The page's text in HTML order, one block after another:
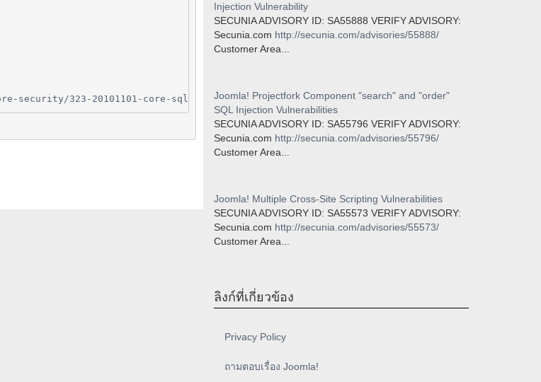
security/323-20101101-core-sqli-info-disclosurevulnerabilities.html
Injection Vulnerability
SECUNIA ADVISORY ID: SA55888 VERIFY ADVISORY:
Secunia.com http://secunia.com/advisories/55888/
Customer Area...
Joomla! Projectfork Component "search" and "order"
SQL Injection Vulnerabilities
SECUNIA ADVISORY ID: SA55796 VERIFY ADVISORY:
Secunia.com http://secunia.com/advisories/55796/
Customer Area...
Joomla! Multiple Cross-Site Scripting Vulnerabilities
SECUNIA ADVISORY ID: SA55573 VERIFY ADVISORY:
Secunia.com http://secunia.com/advisories/55573/
Customer Area...
ลิงก์ที่เกี่ยวข้อง
Privacy Policy
ถามตอบเรื่อง Joomla!